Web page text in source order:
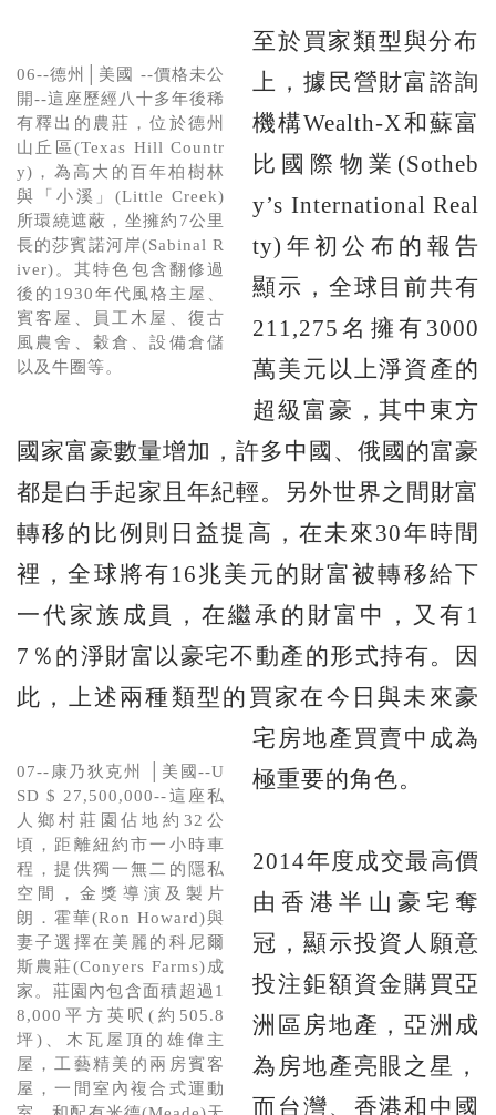
06--德州│美國 --價格未公
開--這座歷經八十多年後稀
有釋出的農莊，位於德州
山丘區(Texas Hill Countr
y)，為高大的百年柏樹林
與「小溪」(Little Creek)
所環繞遮蔽，坐擁約7公里
長的莎賓諾河岸(Sabinal R
iver)。其特色包含翻修過
後的1930年代風格主屋、
賓客屋、員工木屋、復古
風農舍、穀倉、設備倉儲
以及牛圈等。
至於買家類型與分布
上，據民營財富諮詢
機構Wealth-X和蘇富
比國際物業(Sotheb
y’s International Real
ty)年初公布的報告
顯示，全球目前共有
211,275名擁有3000
萬美元以上淨資產的
超級富豪，其中東方
國家富豪數量增加，許多中國、俄國的富豪
都是白手起家且年紀輕。另外世界之間財富
轉移的比例則日益提高，在未來30年時間
裡，全球將有16兆美元的財富被轉移給下
一代家族成員，在繼承的財富中，又有1
7％的淨財富以豪宅不動產的形式持有。因
此，上述兩種類型的買家在今日與未來豪
07--康乃狄克州 │美國--U
SD $ 27,500,000--這座私
人鄉村莊園佔地約32公
頃，距離紐約市一小時車
程，提供獨一無二的隱私
空間，金獎導演及製片
朗．霍華(Ron Howard)與
妻子選擇在美麗的科尼爾
斯農莊(Conyers Farms)成
家。莊園內包含面積超過1
8,000平方英呎(約505.8
坪)、木瓦屋頂的雄偉主
屋，工藝精美的兩房賓客
屋，一間室內複合式運動
宅房地產買賣中成為
極重要的角色。
2014年度成交最高價
由香港半山豪宅奪
冠，顯示投資人願意
投注鉅額資金購買亞
洲區房地產，亞洲成
為房地產亮眼之星，
而台灣、香港和中國